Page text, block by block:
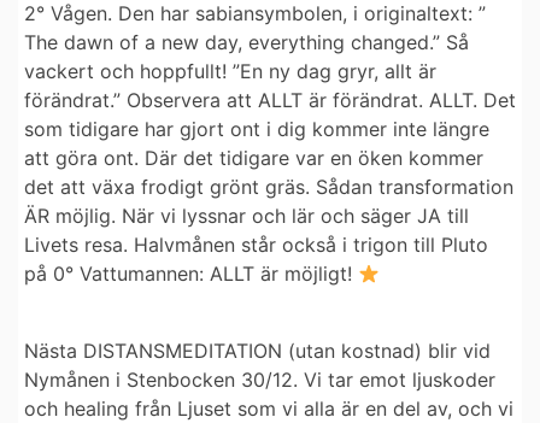
2° Vågen. Den har sabiansymbolen, i originaltext: ”
The dawn of a new day, everything changed.” Så
vackert och hoppfullt! ”En ny dag gryr, allt är
förändrat.” Observera att ALLT är förändrat. ALLT. Det
som tidigare har gjort ont i dig kommer inte längre
att göra ont. Där det tidigare var en öken kommer
det att växa frodigt grönt gräs. Sådan transformation
ÄR möjlig. När vi lyssnar och lär och säger JA till
Livets resa. Halvmånen står också i trigon till Pluto
på 0° Vattumannen: ALLT är möjligt!
Nästa DISTANSMEDITATION (utan kostnad) blir vid
Nymånen i Stenbocken 30/12. Vi tar emot ljuskoder
och healing från Ljuset som vi alla är en del av, och vi